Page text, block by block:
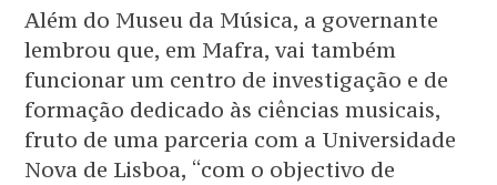
Além do Museu da Música, a governante
lembrou que, em Mafra, vai também
funcionar um centro de investigação e de
formação dedicado às ciências musicais,
fruto de uma parceria com a Universidade
Nova de Lisboa, “com o objectivo de